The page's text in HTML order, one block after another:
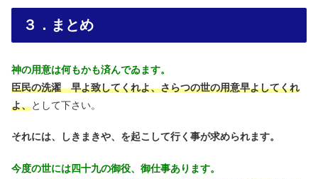
３．まとめ
神の用意は何もかも済んでゐます。
臣民の洗濯 早よ致してくれよ、さらつの世の用意早よしてくれ
よ、として下さい。
それには、しきまきや、を起こして行く事が求められます。
今度の世には四十九の御役、御仕事あります。